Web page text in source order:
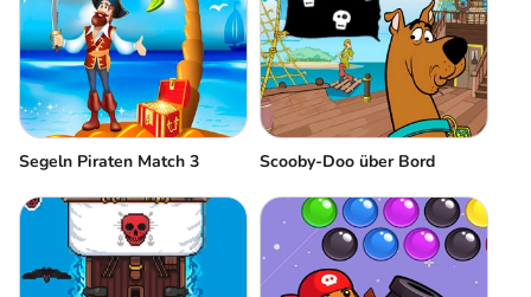
Segeln Piraten Match 3 Scooby-Doo über Bord